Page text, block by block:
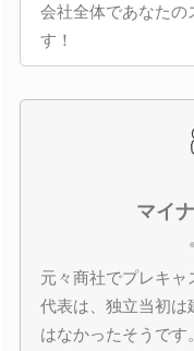
会社全体であなたの
す！
マイ
元々商社でプレキャ
代表は、独立当初は
はなかったそうで